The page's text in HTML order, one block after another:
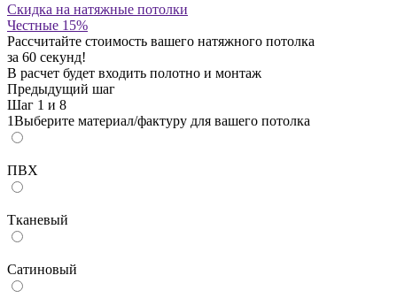
Скидка на натяжные потолки
Честные 15%
Рассчитайте стоимость вашего натяжного потолка
за 60 секунд!
В расчет будет входить полотно и монтаж
Предыдущий шаг
Шаг 1 и 8
1Выберите материал/фактуру для вашего потолка
ПВХ
Тканевый
Сатиновый